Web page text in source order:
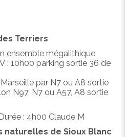
Terriers
ensemble mégalithique
: 10h00 parking sortie 36 de
par N7 ou A8 sortie
N97, N7 ou A57, A8 sortie
: 4h00 Claude M
naturelles de Sioux Blanc